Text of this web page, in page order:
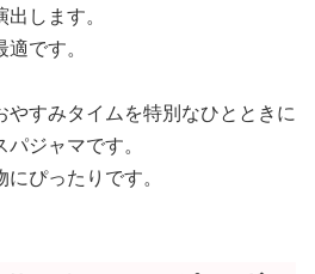
します。
です。
やすみタイムを特別なひとときに
ジャマです。
ぴったりです。